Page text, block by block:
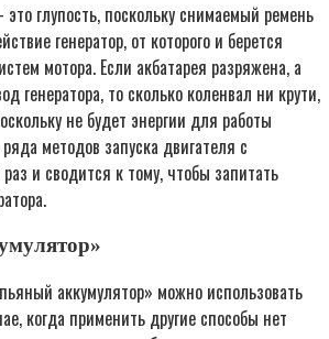
глупость, поскольку снимаемый ремень
генератор, от которого и берется
мотора. Если акбатарея разряжена, а
генератора, то сколько коленвал ни крути,
не будет энергии для работы
методов запуска двигателя с
и сводится к тому, чтобы запитать
аккумулятор» можно использовать
когда применить другие способы нет